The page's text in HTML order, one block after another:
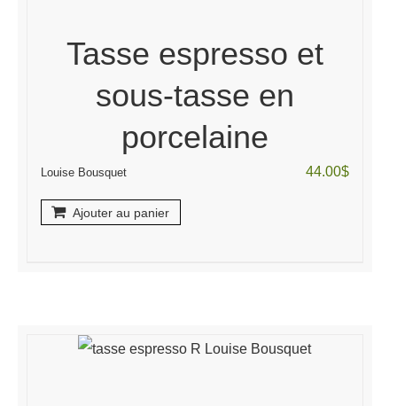
Tasse espresso et
sous-tasse en
porcelaine
Louise Bousquet 44.00$
Ajouter au panier